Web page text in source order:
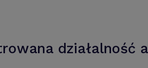
działalność